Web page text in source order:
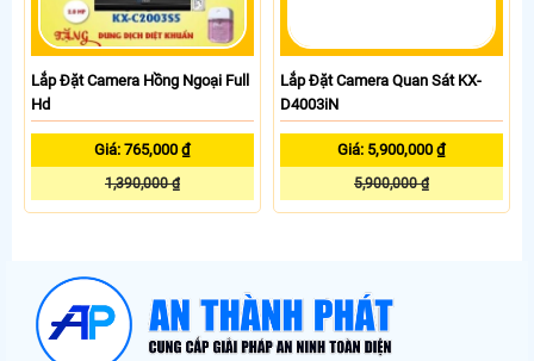
Lắp Đặt Camera Hồng Ngoại Full
Hd
Giá: 765,000 ₫
1,390,000 ₫
Lắp Đặt Camera Quan Sát KX-
D4003iN
Giá: 5,900,000 ₫
5,900,000 ₫